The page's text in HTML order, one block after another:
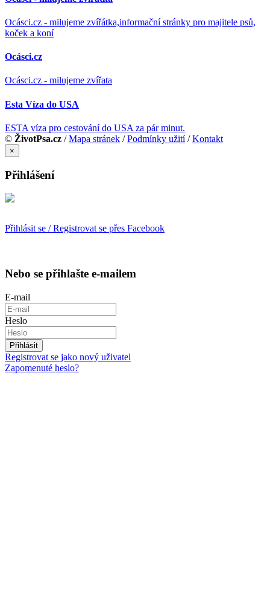
Ocásci.cz - milujeme zvířátka,informační stránky pro majitele psů,
koček a koní
Ocásci.cz
Ocásci.cz - milujeme zvířata
Esta Víza do USA
ESTA víza pro cestování do USA za pár minut.
© ŽivotPsa.cz /Mapa stránek /Podmínky užití/Kontakt
×
Přihlášení
Přihlásit se / Registrovat se přes Facebook
Nebo se přihlašte e-mailem
E-mail
Heslo
Přihlásit
Registrovat se jako nový uživatel
Zapomenuté heslo?